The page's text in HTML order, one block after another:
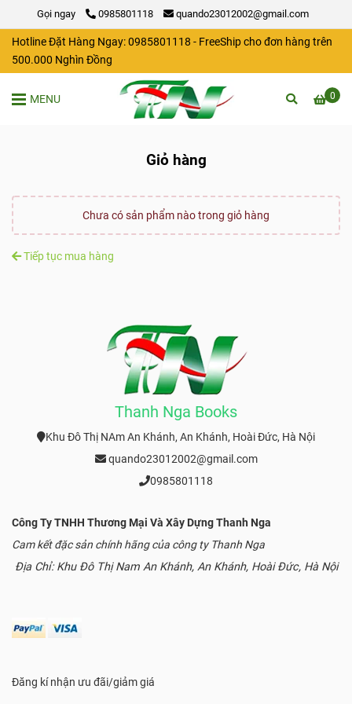
Gọi ngay 0985801118 quando23012002@gmail.com
Hotline Đặt Hàng Ngay: 0985801118 - FreeShip cho đơn hàng trên
500.000 Nghìn Đồng
0
MENU
Giỏ hàng
Chưa có sản phẩm nào trong giỏ hàng
Tiếp tục mua hàng
Thanh Nga Books
Khu Đô Thị NAm An Khánh, An Khánh, Hoài Đức, Hà Nội
quando23012002@gmail.com
0985801118
Công Ty TNHH Thương Mại Và Xây Dựng Thanh Nga
Cam kết đặc sản chính hãng của công ty Thanh Nga
Địa Chỉ: Khu Đô Thị Nam An Khánh, An Khánh, Hoài Đức, Hà Nội
Đăng kí nhận ưu đãi/giảm giá